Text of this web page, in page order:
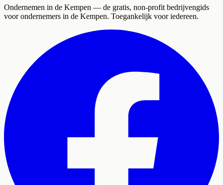
Ondernemen in de Kempen — de gratis, non-profit bedrijvengids
voor ondernemers in de Kempen. Toegankelijk voor iedereen.